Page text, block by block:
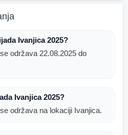
Ivanjica 2025?
održava 22.08.2025 do
Ivanjica 2025?
održava na lokaciji Ivanjica.